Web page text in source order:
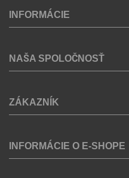
INFORMÁCIE
NAŠA SPOLOČNOSŤ
ZÁKAZNÍK
INFORMÁCIE O E-SHOPE